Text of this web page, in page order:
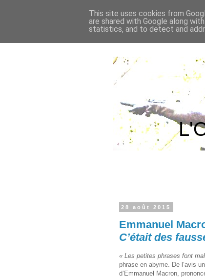
28 août 2015
Emmanuel
C’était des
« Les petites phrases font
phrase en abyme. De l’avis
d’Emmanuel Macron,
This site uses cookies from
are shared with Google along
statistics, and to detect and